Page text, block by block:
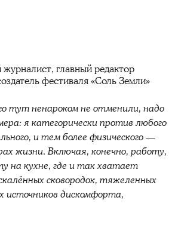
главный редактор
фестиваля «Соль Земли»
тут ненароком не отменили, надо
я категорически против любого
и тем более физического —
жизни. Включая, конечно, работу,
на кухне, где и так хватает
сковородок, тяжеленных
источников дискомфорта,